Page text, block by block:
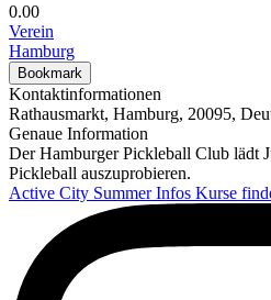
0.00
Verein
Hamburg
Bookmark
Kontaktinformationen
Rathausmarkt, Hamburg, 20095,
Genaue Information
Der Hamburger Pickleball Club lädt
Pickleball auszuprobieren.
Active City SummerInfos Kurse